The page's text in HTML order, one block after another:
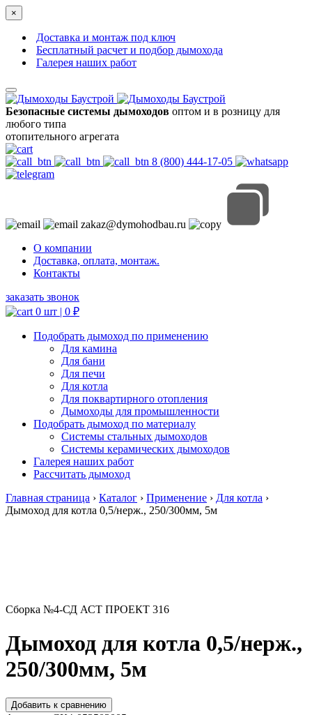
×
Доставка и монтаж под ключ
Бесплатный расчет и подбор дымохода
Галерея наших работ
Безопасные системы дымоходов оптом и в розницу для
любого типа
отопительного агрегата
8 (800) 444-17-05
zakaz@dymohodbau.ru
О компании
Доставка, оплата, монтаж.
Контакты
заказать звонок
0 шт | 0 ₽
Подобрать дымоход по применению
Для камина
Для бани
Для печи
Для котла
Для поквартирного отопления
Дымоходы для промышленности
Подобрать дымоход по материалу
Системы стальных дымоходов
Системы керамических дымоходов
Галерея наших работ
Рассчитать дымоход
Главная страница › Каталог › Применение › Для котла ›
Дымоход для котла 0,5/нерж., 250/300мм, 5м
Сборка №4-СД АСТ ПРОЕКТ 316
Дымоход для котла 0,5/нерж.,
250/300мм, 5м
Добавить к сравнению